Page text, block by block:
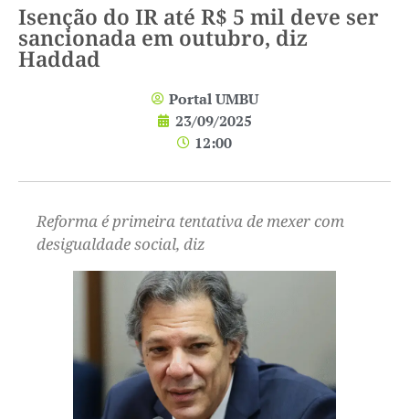
Isenção do IR até R$ 5 mil deve ser
sancionada em outubro, diz
Haddad
Portal UMBU
23/09/2025
12:00
Reforma é primeira tentativa de mexer com
desigualdade social, diz